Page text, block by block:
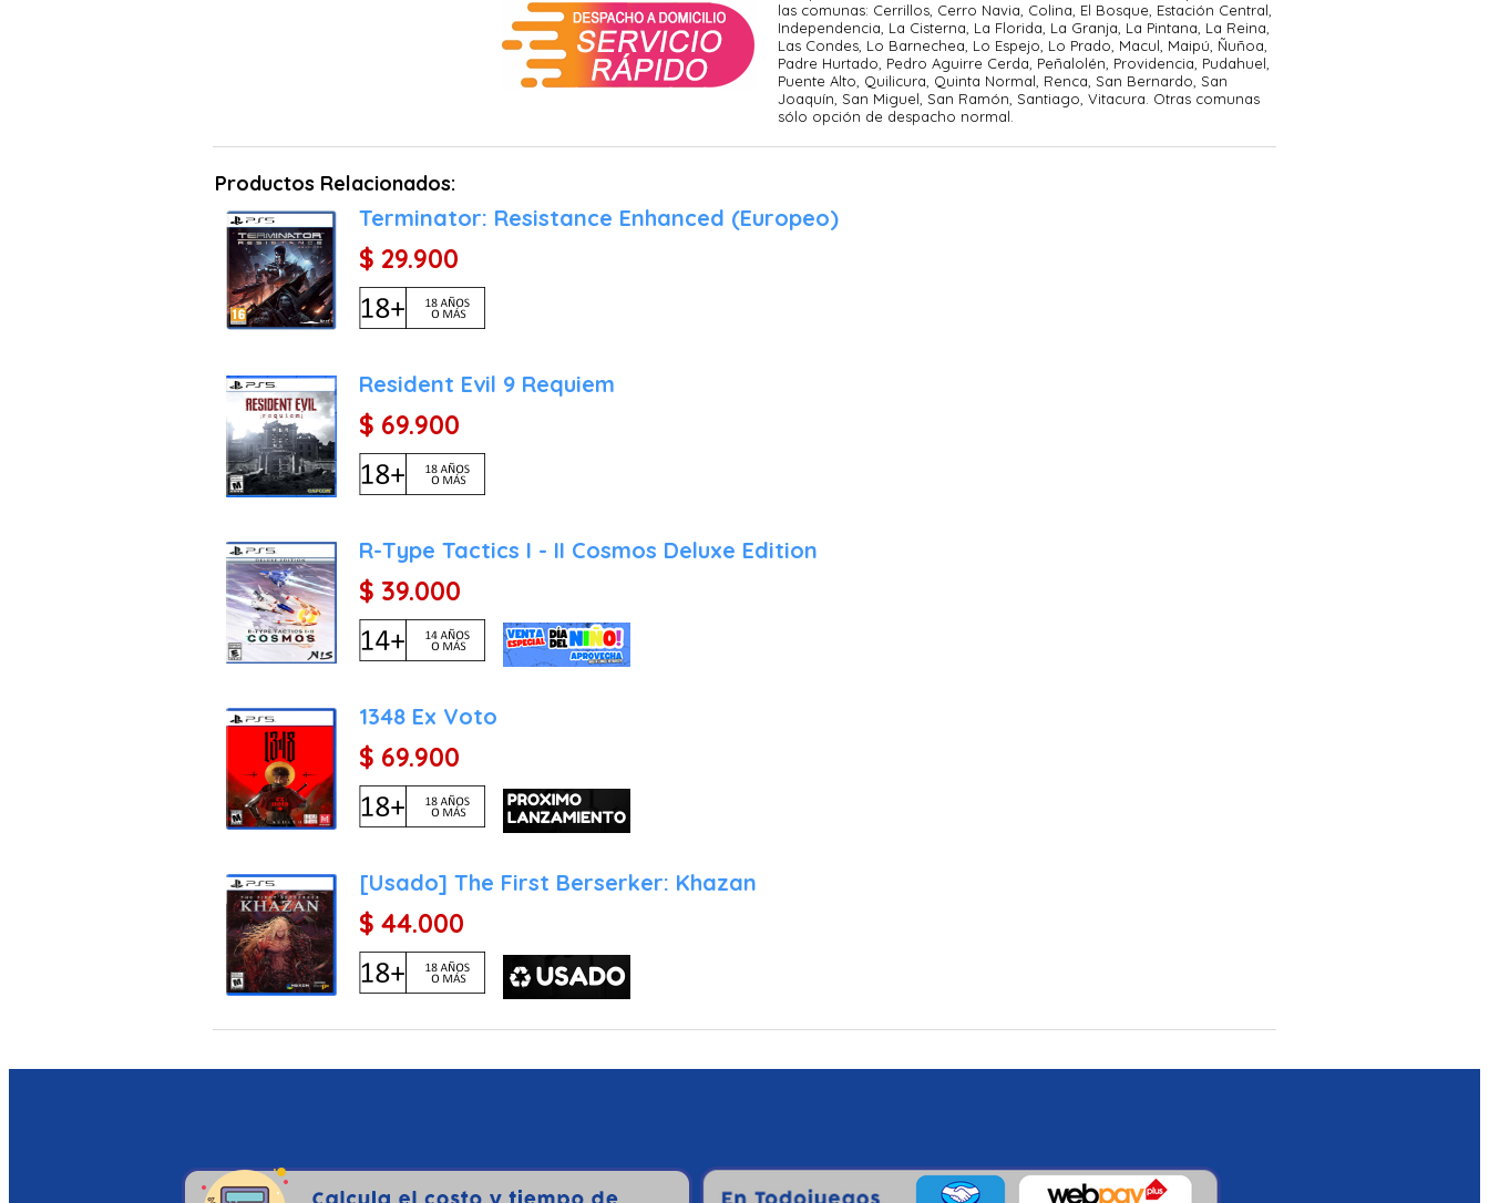
las comunas: Cerrillos, Cerro Navia, Colina, El Bosque, Estación Central,
Independencia, La Cisterna, La Florida, La Granja, La Pintana, La Reina,
Las Condes, Lo Barnechea, Lo Espejo, Lo Prado, Macul, Maipú, Ñuñoa,
Padre Hurtado, Pedro Aguirre Cerda, Peñalolén, Providencia, Pudahuel,
Puente Alto, Quilicura, Quinta Normal, Renca, San Bernardo, San
Joaquín, San Miguel, San Ramón, Santiago, Vitacura. Otras comunas
sólo opción de despacho normal.
Productos Relacionados:
Terminator: Resistance Enhanced (Europeo)
$ 29.900
Resident Evil 9 Requiem
$ 69.900
R-Type Tactics I - II Cosmos Deluxe Edition
$ 39.000
1348 Ex Voto
$ 69.900
[Usado] The First Berserker: Khazan
$ 44.000